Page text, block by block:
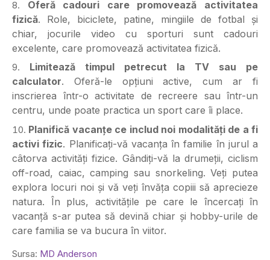
Oferă cadouri care promovează activitatea
fizică. Role, biciclete, patine, mingiile de fotbal și
chiar, jocurile video cu sporturi sunt cadouri
excelente, care promovează activitatea fizică.
Limitează timpul petrecut la TV sau pe
calculator. Oferă-le opțiuni active, cum ar fi
inscrierea într-o activitate de recreere sau într-un
centru, unde poate practica un sport care îi place.
Planifică vacanțe ce includ noi modalități de a fi
activi fizic. Planificați-vă vacanța în familie în jurul a
câtorva activități fizice. Gândiți-vă la drumeții, ciclism
off-road, caiac, camping sau snorkeling. Veți putea
explora locuri noi și vă veți învăța copiii să aprecieze
natura. În plus, activitățile pe care le încercați în
vacanță s-ar putea să devină chiar și hobby-urile de
care familia se va bucura în viitor.
Sursa: MD Anderson